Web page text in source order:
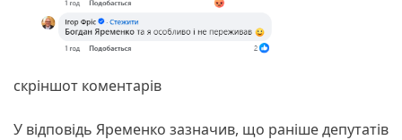
скріншот коментарів
У відповідь Яременко зазначив, що раніше депутатів